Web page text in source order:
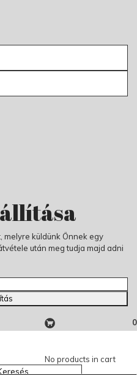
melyre küldünk Önnek egy
után meg tudja majd adni
0
No products in cart